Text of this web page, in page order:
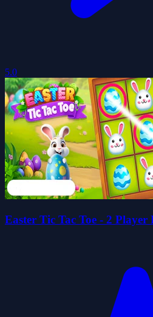
5.0
Easter Tic Tac Toe - 2 Player